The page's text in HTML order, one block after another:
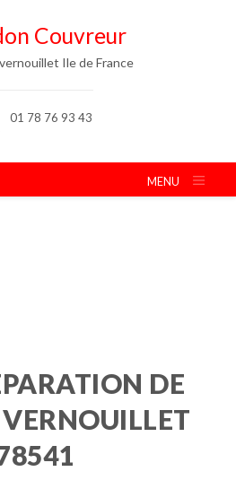
Couvreur
Ile de France
01 78 76 93 43
MENU
DE